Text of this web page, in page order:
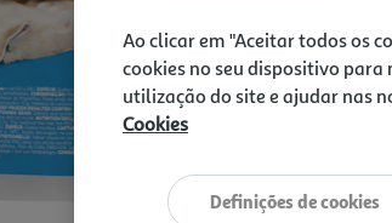
Ao clicar em "Aceitar todos os
cookies no seu dispositivo
utilização do site e ajudar nas
Cookies
Definições de cookies